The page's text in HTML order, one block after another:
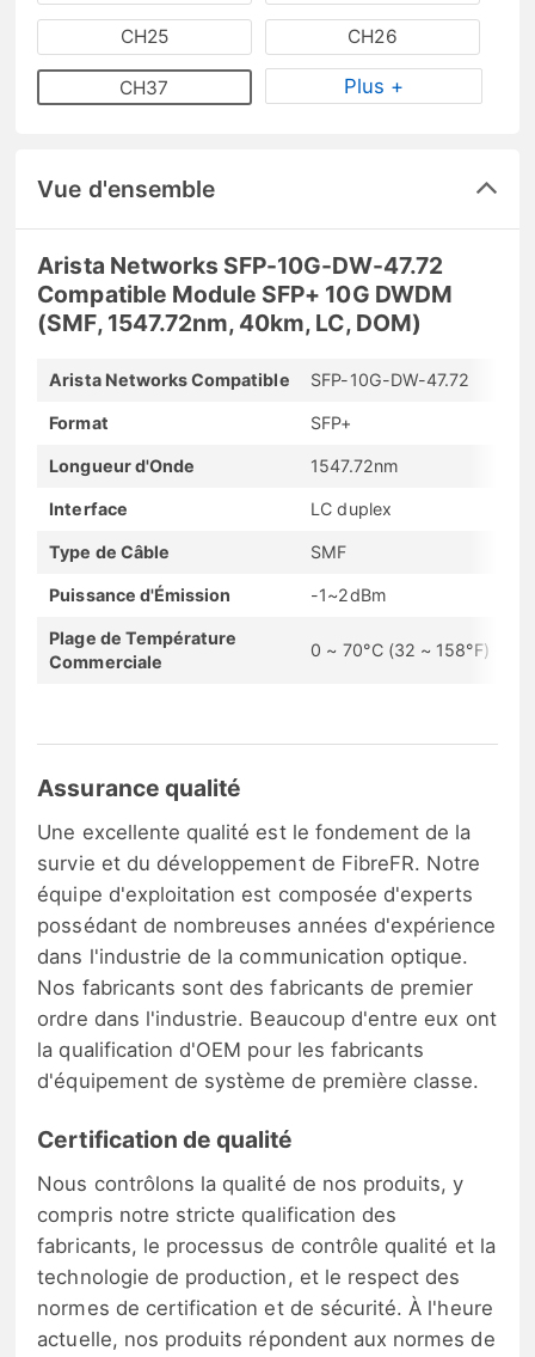
CH25 CH26
CH37 Plus +
Vue d'ensemble
Arista Networks SFP-10G-DW-47.72
Compatible Module SFP+ 10G DWDM
(SMF, 1547.72nm, 40km, LC, DOM)
Arista Networks Compatible SFP-10G-DW-47.72
Format SFP+
Longueur d'Onde 1547.72nm
Interface LC duplex
Type de Câble SMF
Puissance d'Émission -1~2dBm
Plage de Température
Commerciale
0 ~ 70°C (32 ~ 158°F)
Assurance qualité
Une excellente qualité est le fondement de la
survie et du développement de FibreFR. Notre
équipe d'exploitation est composée d'experts
possédant de nombreuses années d'expérience
dans l'industrie de la communication optique.
Nos fabricants sont des fabricants de premier
ordre dans l'industrie. Beaucoup d'entre eux ont
la qualification d'OEM pour les fabricants
d'équipement de système de première classe.
Certification de qualité
Nous contrôlons la qualité de nos produits, y
compris notre stricte qualification des
fabricants, le processus de contrôle qualité et la
technologie de production, et le respect des
normes de certification et de sécurité. À l'heure
actuelle, nos produits répondent aux normes de